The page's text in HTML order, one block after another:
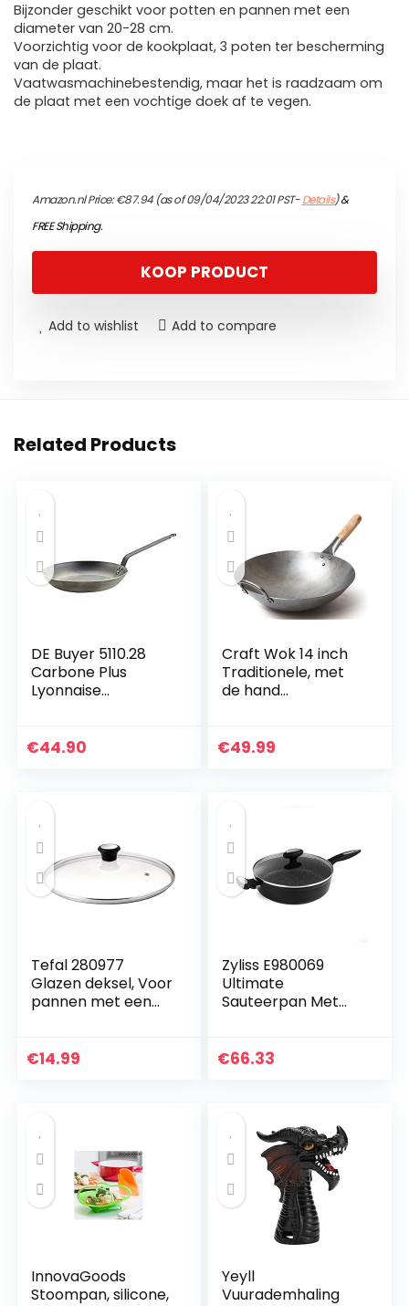
Bijzonder geschikt voor potten en pannen met een
diameter van 20-28 cm.
Voorzichtig voor de kookplaat, 3 poten ter bescherming
van de plaat.
Vaatwasmachinebestendig, maar het is raadzaam om
de plaat met een vochtige doek af te vegen.
Amazon.nl Price:€87.94(as of 09/04/2023 22:01 PST-Details)&
FREE Shipping.
KOOP PRODUCT
Add to wishlist Add to compare
Related Products
DE Buyer 5110.28
Carbone Plus
Lyonnaise
€44.90
Craft Wok 14 inch
Traditionele, met
de hand
wok met houten en
€49.99
Tefal 280977
Glazen deksel, Voor
pannen met een
Hittebestendig tot
€14.99
Zyliss E980069
Ultimate
Sauteerpan Met
Aluminium, Zwart,
€66.33
InnovaGoods
Stoompan, silicone,
Yeyll
Vuurademhaling